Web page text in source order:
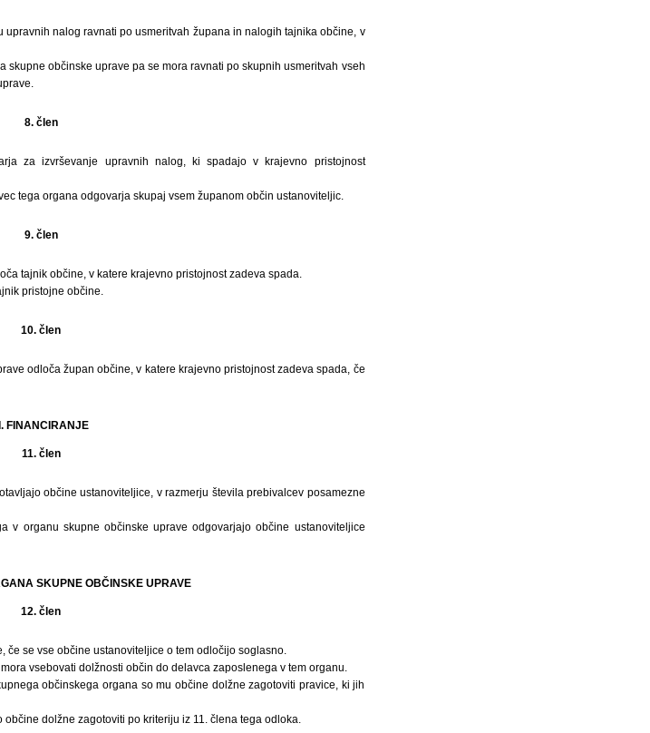
nalog ravnati po usmeritvah župana in nalogih tajnika občine, v
občinske uprave pa se mora ravnati po skupnih usmeritvah vseh
8. člen
za izvrševanje upravnih nalog, ki spadajo v krajevno pristojnost
tega organa odgovarja skupaj vsem županom občin ustanoviteljic.
9. člen
tajnik občine, v katere krajevno pristojnost zadeva spada.
pristojne občine.
10. člen
odloča župan občine, v katere krajevno pristojnost zadeva spada, če
FINANCIRANJE
11. člen
občine ustanoviteljice, v razmerju števila prebivalcev posamezne
v organu skupne občinske uprave odgovarjajo občine ustanoviteljice
SKUPNE OBČINSKE UPRAVE
12. člen
se vse občine ustanoviteljice o tem odločijo soglasno.
vsebovati dolžnosti občin do delavca zaposlenega v tem organu.
občinskega organa so mu občine dolžne zagotoviti pravice, ki jih
dolžne zagotoviti po kriteriju iz 11. člena tega odloka.